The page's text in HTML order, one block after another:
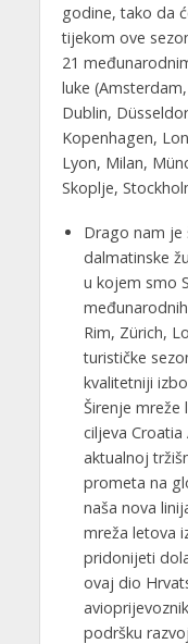
godine, tako da
tijekom ove
21
luke
Dublin,
Kopenhagen,
Lyon, Milan,
Skoplje,
Drago nam je
dalmatinske
u kojem smo
Rim, Zürich,
turističke
kvalitetniji
Širenje
ciljeva
aktualnoj
prometa na
naša nova
mreža letova
pridonijeti
ovaj dio
podršku